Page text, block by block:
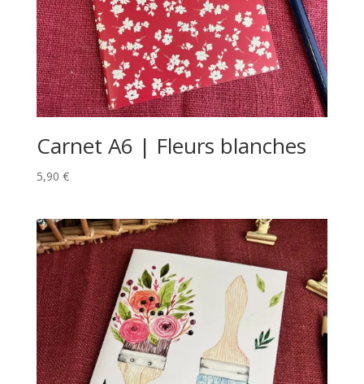
Carnet A6 | Fleurs blanches
5,90 €